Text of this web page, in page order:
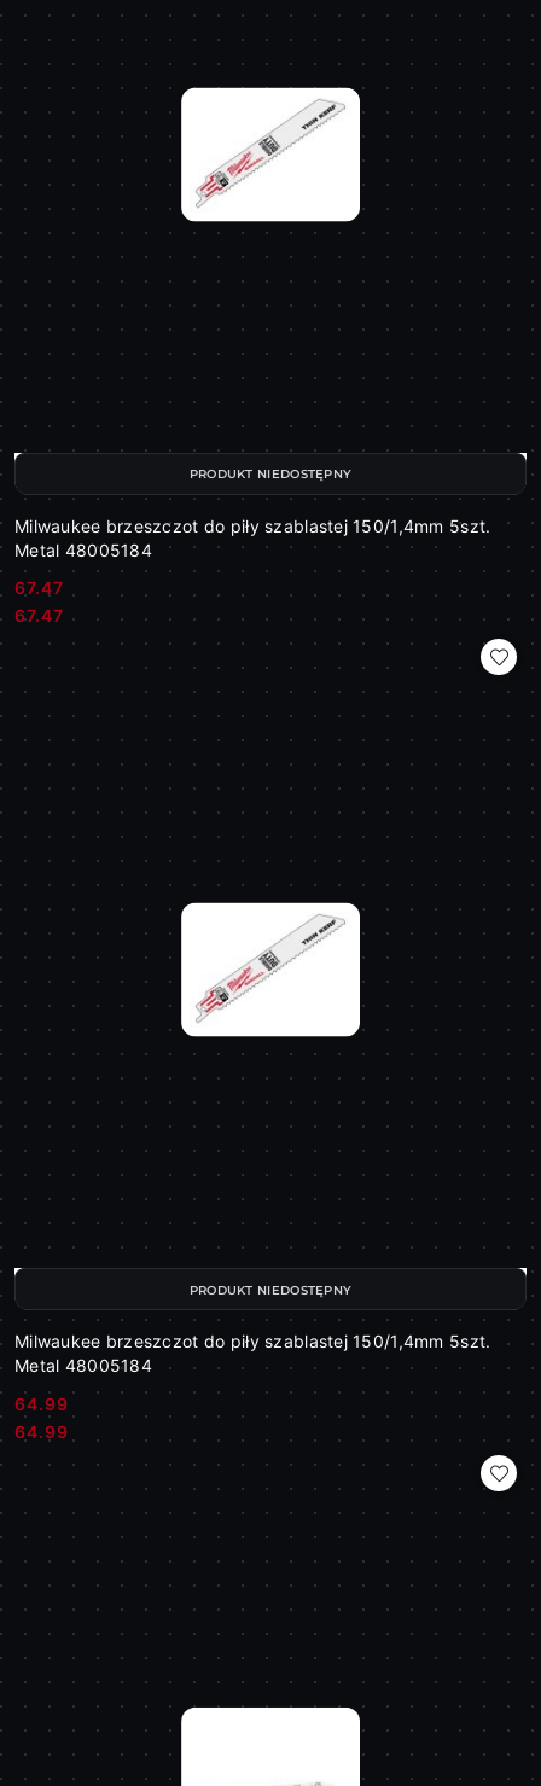
Milwaukee brzeszczot do piły szablastej 150/1,4mm 5szt.
Metal 48005184
Cena:
67.47
Cena:
67.47
PRODUKT NIEDOSTĘPNY
Milwaukee brzeszczot do piły szablastej 150/1,4mm 5szt.
Metal 48005184
Cena:
64.99
Cena:
64.99
PRODUKT NIEDOSTĘPNY